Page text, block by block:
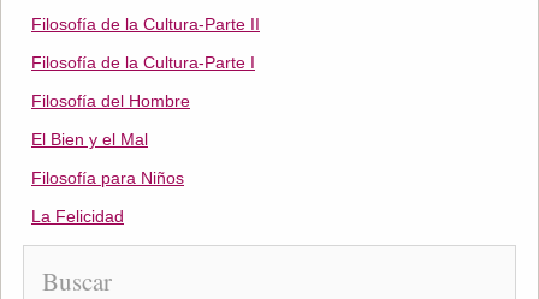
Filosofía de la Cultura-Parte II
Filosofía de la Cultura-Parte I
Filosofía del Hombre
El Bien y el Mal
Filosofía para Niños
La Felicidad
Buscar